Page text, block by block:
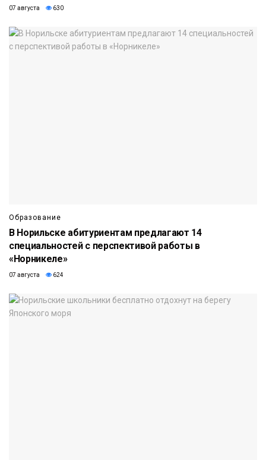
07 августа 630
Образование
В Норильске абитуриентам предлагают 14
специальностей с перспективой работы в
«Норникеле»
07 августа 624